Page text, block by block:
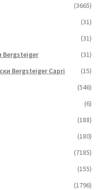
(3665)
(31)
(31)
Bergsteiger
(31)
Bergsteiger Capri
(15)
(546)
(6)
(188)
(180)
(7185)
(155)
(1796)